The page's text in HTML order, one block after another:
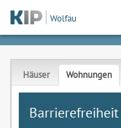
Wolfau
Häuser Wohnungen
Barrierefreiheit